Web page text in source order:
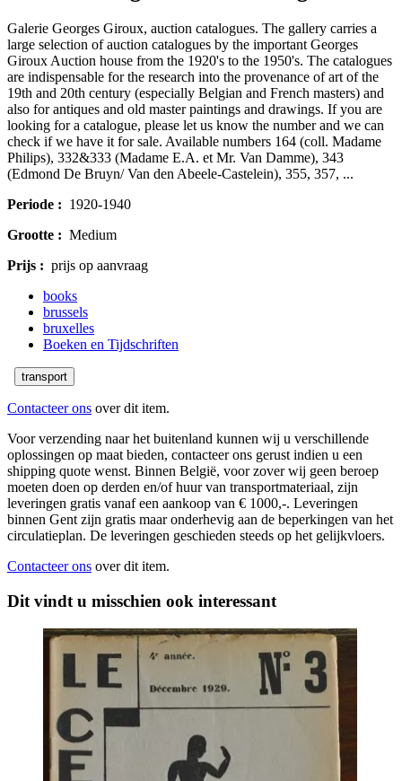
Galerie Georges Giroux, auction catalogues. The gallery carries a
large selection of auction catalogues by the important Georges
Giroux Auction house from the 1920's to the 1950's. The catalogues
are indispensable for the research into the provenance of art of the
19th and 20th century (especially Belgian and French masters) and
also for antiques and old master paintings and drawings. If you are
looking for a catalogue, please let us know the number and we can
check if we have it for sale. Available numbers 164 (coll. Madame
Philips), 332&333 (Madame E.A. et Mr. Van Damme), 343
(Edmond De Bruyn/ Van den Abeele-Castelein), 355, 357, ...
Periode : 1920-1940
Grootte : Medium
Prijs : prijs op aanvraag
books
brussels
bruxelles
Boeken en Tijdschriften
transport
Contacteer ons over dit item.
Voor verzending naar het buitenland kunnen wij u verschillende
oplossingen op maat bieden, contacteer ons gerust indien u een
shipping quote wenst. Binnen België, voor zover wij geen beroep
moeten doen op derden en/of huur van transportmateriaal, zijn
leveringen gratis vanaf een aankoop van € 1000,-. Leveringen
binnen Gent zijn gratis maar onderhevig aan de beperkingen van het
circulatieplan. De leveringen geschieden steeds op het gelijkvloers.
Contacteer ons over dit item.
Dit vindt u misschien ook interessant